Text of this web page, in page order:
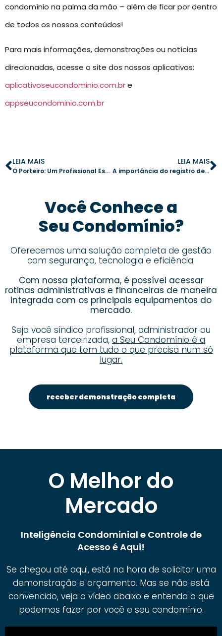
condomínio na palma da mão – além de ficar por dentro
de todos os nossos conteúdos!
Para mais informações, demonstrações ou notícias
direcionadas, acesse o site dos nossos aplicativos:
aplicativoseucondominio.com.bre
appseucondominio.com.br
LEIA MAIS
O Porteiro: Um Profissional Essencial para a Segurança e a Organização do Condomínio
LEIA MAIS
A importância do registro de ocorrências no condomínio
Você Conhece a
Seu Condomínio?
Oferecemos uma solução completa de gestão
com segurança, tecnologia e eficiência.
Com nossa plataforma, é possível acessar
rotinas administrativas e financeiras de maneira
integrada com os principais equipamentos do
mercado.
Seja você síndico profissional, administrador ou
empresa terceirizada, a Seu Condomínio é a
plataforma que tem tudo o que precisa num só
lugar.
receber demonstração completa
O Melhor do
Mercado
Inteligência Condominial e Controle de
Acesso é Aqui!
Se chegou até aqui, está na hora de solicitar uma
demonstração e orçamento. Mas se não está
convencido, veja o vídeo abaixo e entenda o que
podemos fazer por você e seu condomínio.